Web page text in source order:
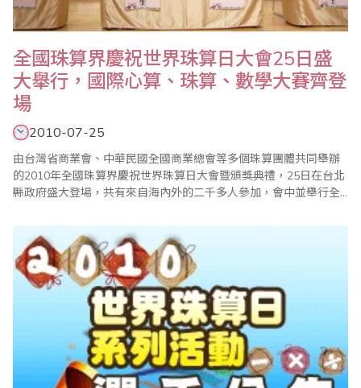
全國珠算界慶祝世界珠算日大會25日盛
大舉行，國際心算、珠算、數學大賽齊登
場
2010-07-25
由台灣省商業會、中華民國全國商業總會等多個珠算團體共同舉辦
的2010年全國珠算界慶祝世界珠算日大會暨頒獎典禮，25日在台北
縣政府盛大登場，共有來自海內外的二千多人參加，會中並舉行全
暨國際珠算邀請賽、國際珠心算學術論壇等系列活動，大幅增進了
台灣與國際珠算學界的情誼。值得一提的是，為凸顯學習珠心算對
於延緩老年失智症的功效，會中特別舉行「五猴撥珠..